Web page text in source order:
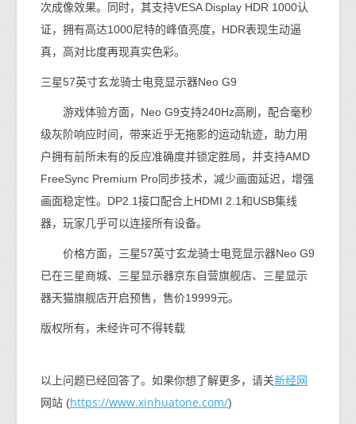
次成像效果。同时，其支持VESA Display HDR 1000认
证，拥有高达1000尼特的峰值亮度，HDR表现生动逼
真，高对比度再现真实色彩。
三星57英寸玄龙骑士电竞显示器Neo G9
游戏体验方面，Neo G9支持240Hz高刷，配合毫秒
级灰阶响应时间，带来近乎无拖影的运动轨迹，助力用
户拥有前所未有的反应准确度并锁定胜局，并支持AMD
FreeSync Premium Pro同步技术，减少画面延迟，增强
画面稳定性。DP2.1接口配合上HDMI 2.1和USB集线
器，玩家几乎可以连接所有设备。
价格方面，三星57英寸玄龙骑士电竞显示器Neo G9
已在三星商城、三星显示器京东自营旗舰店、三星显示
器天猫旗舰店开启预售，售价19999元。
版权所有，未经许可不得转载
以上问题已经回答了。如果你想了解更多，请关新经网
网站 (https://www.xinhuatone.com/)